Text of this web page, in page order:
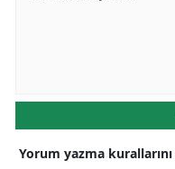
Yorum yazma kurallarını